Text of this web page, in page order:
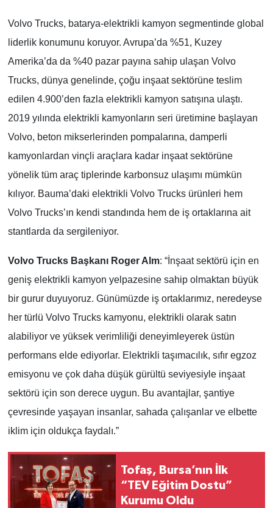
Volvo Trucks, batarya-elektrikli kamyon segmentinde global
liderlik konumunu koruyor. Avrupa’da %51, Kuzey
Amerika’da da %40 pazar payına sahip ulaşan Volvo
Trucks, dünya genelinde, çoğu inşaat sektörüne teslim
edilen 4.900’den fazla elektrikli kamyon satışına ulaştı.
2019 yılında elektrikli kamyonların seri üretimine başlayan
Volvo, beton mikserlerinden pompalarına, damperli
kamyonlardan vinçli araçlara kadar inşaat sektörüne
yönelik tüm araç tiplerinde karbonsuz ulaşımı mümkün
kılıyor. Bauma’daki elektrikli Volvo Trucks ürünleri hem
Volvo Trucks’ın kendi standında hem de iş ortaklarına ait
stantlarda da sergileniyor.
Volvo Trucks Başkanı Roger Alm: “İnşaat sektörü için en
geniş elektrikli kamyon yelpazesine sahip olmaktan büyük
bir gurur duyuyoruz. Günümüzde iş ortaklarımız, neredeyse
her türlü Volvo Trucks kamyonu, elektrikli olarak satın
alabiliyor ve yüksek verimliliği deneyimleyerek üstün
performans elde ediyorlar. Elektrikli taşımacılık, sıfır egzoz
emisyonu ve çok daha düşük gürültü seviyesiyle inşaat
sektörü için son derece uygun. Bu avantajlar, şantiye
çevresinde yaşayan insanlar, sahada çalışanlar ve elbette
iklim için oldukça faydalı.”
Tofaş, Bursa’nın İlk
“TEV Eğitim Dostu”
Kurumu Oldu